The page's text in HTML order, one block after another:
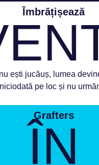
Îmbrățișează
ești jucăuș, lumea
pe loc și nu
Grafters
ÎN